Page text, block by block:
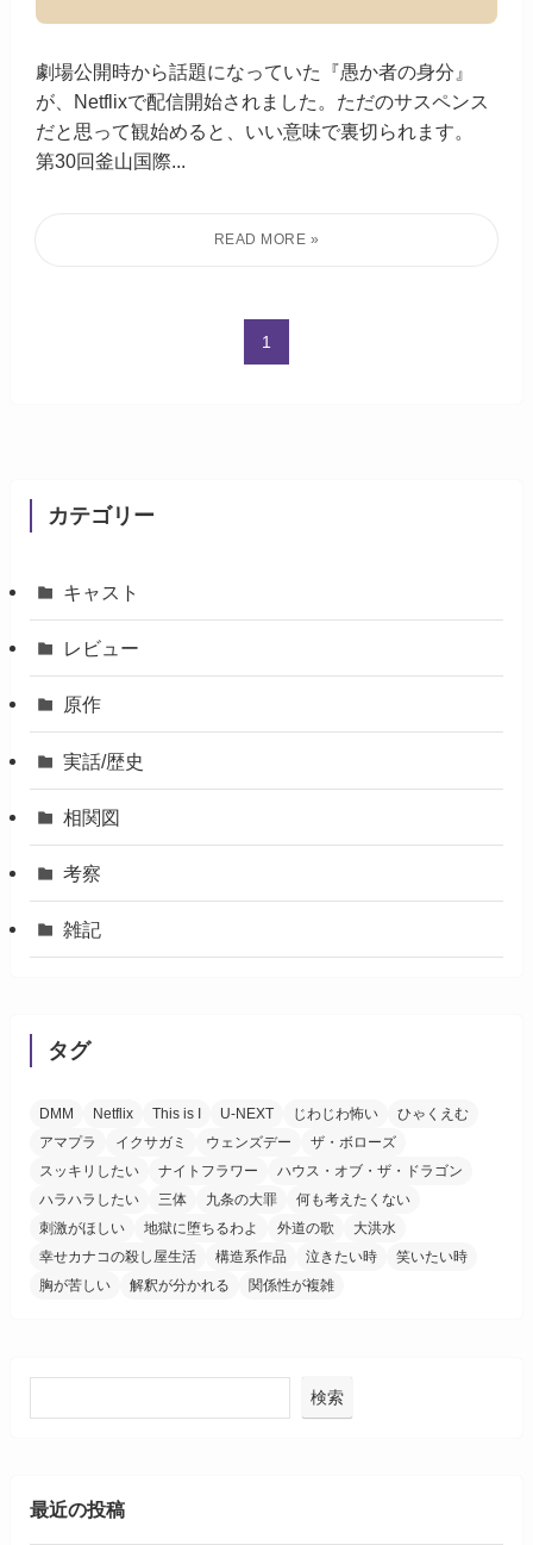
劇場公開時から話題になっていた『愚か者の身分』
が、Netflixで配信開始されました。ただのサスペンス
だと思って観始めると、いい意味で裏切られます。
第30回釜山国際...
1
カテゴリー
キャスト
レビュー
原作
実話/歴史
相関図
考察
雑記
タグ
DMM Netflix This is I U-NEXT じわじわ怖い
ひゃくえむ
アマプラ
イクサガミ ウェンズデー
ザ・ボローズ
スッキリしたい
ナイトフラワー
ハウス・オブ・ザ・ドラゴン
ハラハラしたい
三体 九条の大罪
何も考えたくない
刺激がほしい
地獄に堕ちるわよ 外道の歌
大洪水
幸せカナコの殺し屋生活
構造系作品 泣きたい時
笑いたい時
胸が苦しい
解釈が分かれる 関係性が複雑
検索
最近の投稿